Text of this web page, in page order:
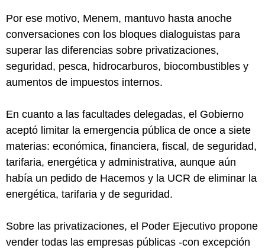
Por ese motivo, Menem, mantuvo hasta anoche
conversaciones con los bloques dialoguistas para
superar las diferencias sobre privatizaciones,
seguridad, pesca, hidrocarburos, biocombustibles y
aumentos de impuestos internos.
En cuanto a las facultades delegadas, el Gobierno
aceptó limitar la emergencia pública de once a siete
materias: económica, financiera, fiscal, de seguridad,
tarifaria, energética y administrativa, aunque aún
había un pedido de Hacemos y la UCR de eliminar la
energética, tarifaria y de seguridad.
Sobre las privatizaciones, el Poder Ejecutivo propone
vender todas las empresas públicas -con excepción